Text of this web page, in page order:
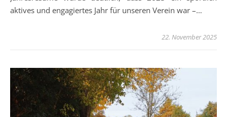
aktives und engagiertes Jahr für unseren Verein war –…
22. November 2025